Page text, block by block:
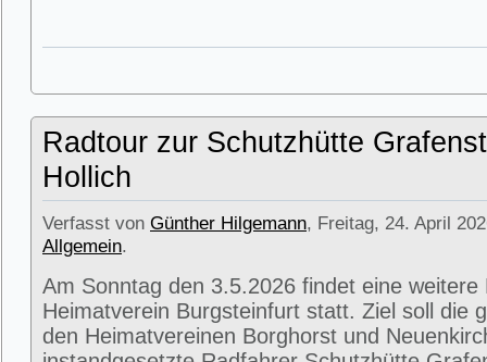
Radtour zur Schutzhütte
Hollich
Verfasst von Günther Hilgemann, Freitag, 24. April
Allgemein.
Am Sonntag den 3.5.2026 findet eine weitere
Heimatverein Burgsteinfurt statt. Ziel soll die
den Heimatvereinen Borghorst und